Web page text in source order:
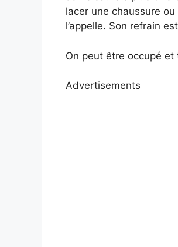
lacer une chaussure
l’appelle. Son refrain
On peut être occupé
Advertisements